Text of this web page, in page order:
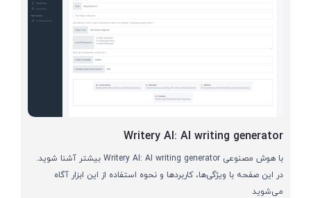
Writery AI: AI writing generator
با هوش مصنوعی Writery AI: AI writing generator بیشتر آشنا شوید.
در این صفحه با ویژگی‌ها، کاربردها و نحوه استفاده از این ابزار آگاه
می‌شوید